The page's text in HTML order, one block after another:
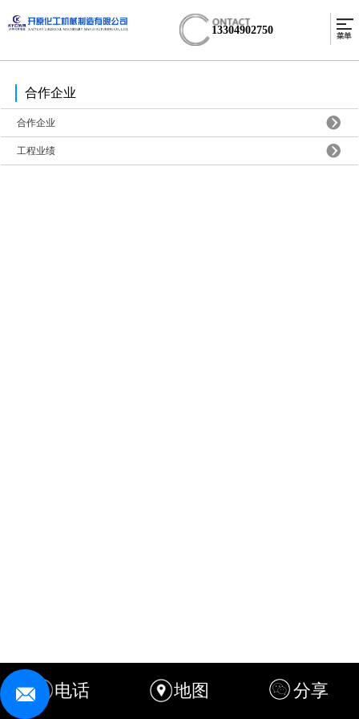
13304902750
合作企业
合作企业
工程业绩
电话 地图 分享